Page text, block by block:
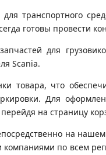
транспортного
готовы провести
для
Scania.
товара, что
Для
на страницу
на
по всем